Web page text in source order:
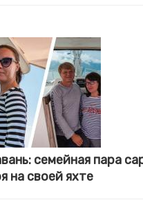
семейная пара
на своей яхте